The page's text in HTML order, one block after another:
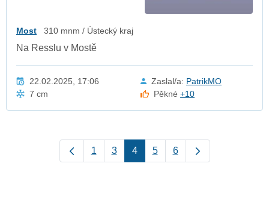
Most 310 mnm / Ústecký kraj
Na Resslu v Mostě
22.02.2025, 17:06 Zaslal/a: PatrikMO
7 cm
Pěkné+10
1 3 4 5 6